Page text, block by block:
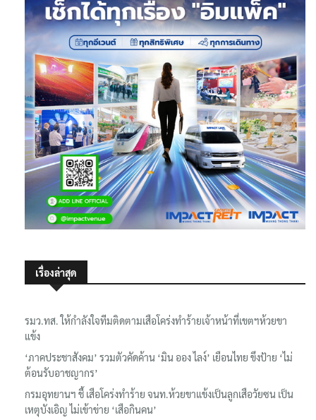
เรื่องล่าสุด
รมว.ทส. ให้กำลังใจทีมติดตามเสือโคร่งทำร้ายเจ้าหน้าที่เขตฯห้วยขา
แข้ง
‘ภาคประชาสังคม’ รวมตัวคัดค้าน ‘มิน ออง ไลง์’ เยือนไทย ขึงป้าย ‘ไม่
ต้อนรับอาชญากร’
กรมอุทยานฯ ชี้ เสือโคร่งทำร้าย จนท.ห้วยขาแข้งเป็นลูกเสือวัยซน เป็น
เหตุบังเอิญ ไม่เข้าข่าย ‘เสือกินคน’